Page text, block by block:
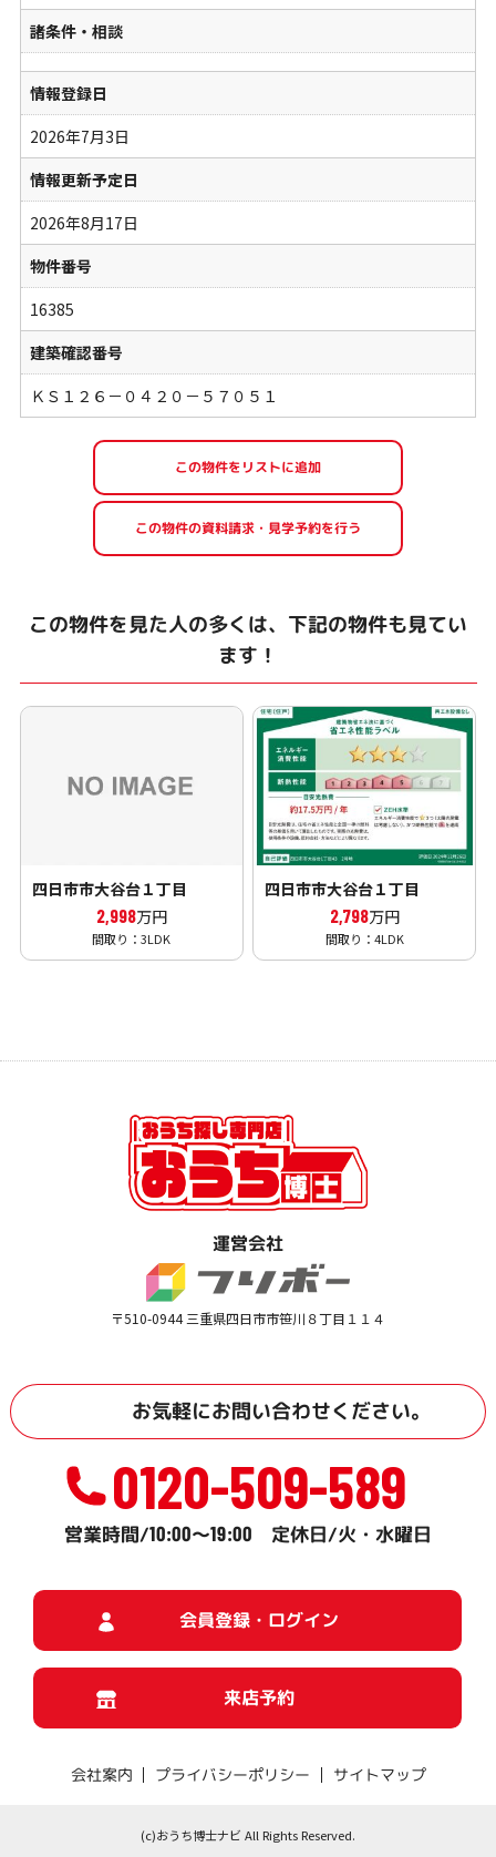
諸条件・相談
情報登録日
2026年7月3日
情報更新予定日
2026年8月17日
物件番号
16385
建築確認番号
ＫＳ１２６－０４２０－５７０５１
この物件を見た人の多くは、下記の物件も見てい
ます！
四日市市大谷台１丁目
2,998万円
間取り：3LDK
四日市市大谷台１丁目
2,798万円
間取り：4LDK
運営会社
〒510-0944 三重県四日市市笹川８丁目１１４
お気軽にお問い合わせください。
0120-509-589
営業時間/10:00～19:00 定休日/火・水曜日
会員登録・ログイン
来店予約
会社案内 プライバシーポリシー サイトマップ
(c)おうち博士ナビ All Rights Reserved.